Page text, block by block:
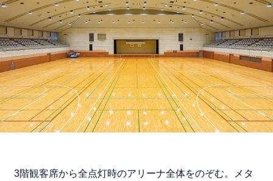
3階観客席から全点灯時のアリーナ全体をのぞむ。メタ